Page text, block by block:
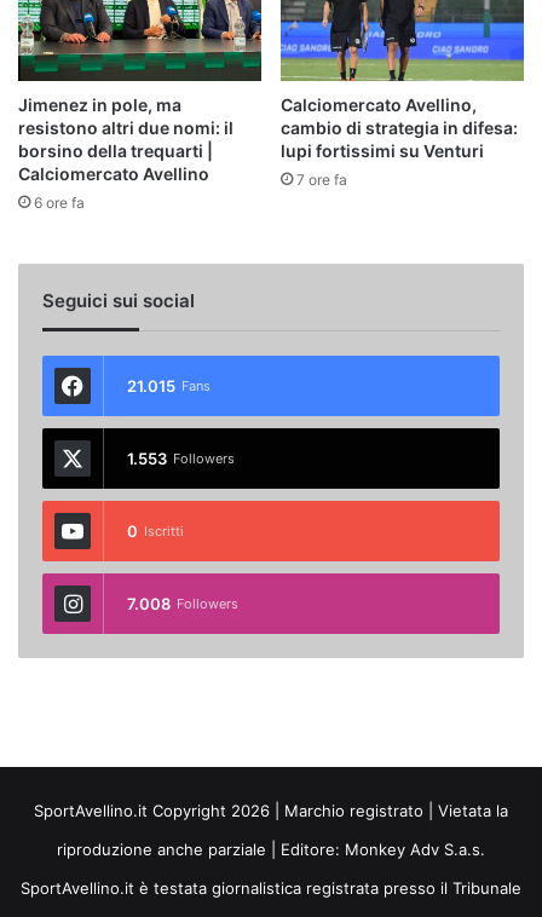
Jimenez in pole, ma
resistono altri due nomi: il
borsino della trequarti |
Calciomercato Avellino
6 ore fa
Calciomercato Avellino,
cambio di strategia in difesa:
lupi fortissimi su Venturi
7 ore fa
Seguici sui social
21.015 Fans
1.553 Followers
0 Iscritti
7.008 Followers
SportAvellino.it Copyright 2026 | Marchio registrato | Vietata la
riproduzione anche parziale | Editore: Monkey Adv S.a.s.
SportAvellino.it è testata giornalistica registrata presso il Tribunale